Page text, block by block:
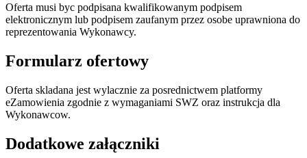
Oferta musi byc podpisana kwalifikowanym podpisem
elektronicznym lub podpisem zaufanym przez osobe uprawniona do
reprezentowania Wykonawcy.
Formularz ofertowy
Oferta skladana jest wylacznie za posrednictwem platformy
eZamowienia zgodnie z wymaganiami SWZ oraz instrukcja dla
Wykonawcow.
Dodatkowe załączniki